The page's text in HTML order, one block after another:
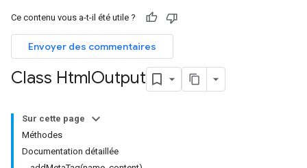
Ce contenu vous a-t-il été utile ?
Envoyer des commentaires
Class HtmlOutput
Sur cette page
Méthodes
Documentation détaillée